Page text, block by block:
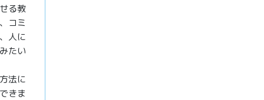
る教
コミ
人に
たい
法に
きま